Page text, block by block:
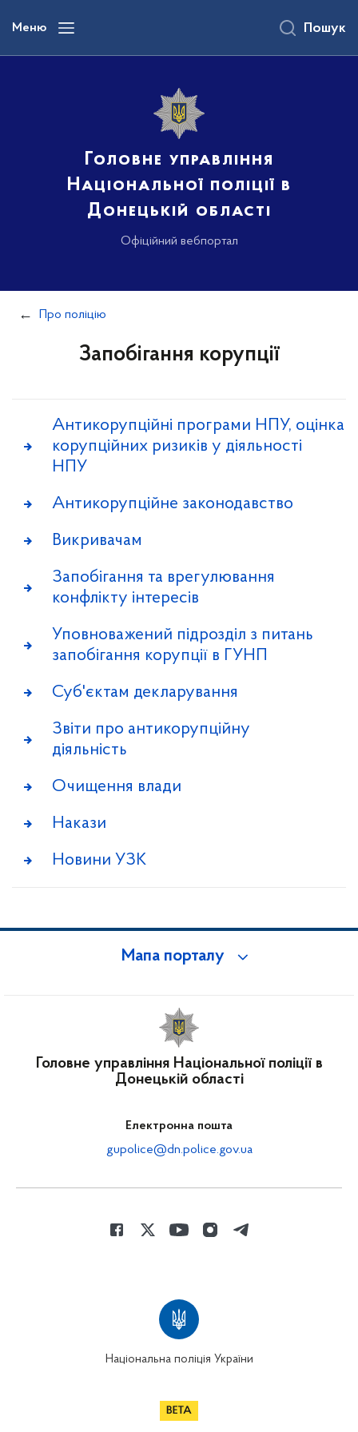
вмісту
Меню
Головне управління
Національної поліції в
Донецькій області
Офіційний вебпортал
Пошук
Про поліцію
Запобігання корупції
Антикорупційні програми НПУ, оцінка
корупційних ризиків у діяльності
НПУ
Антикорупційне законодавство
Викривачам
Запобігання та врегулювання
конфлікту інтересів
Уповноважений підрозділ з питань
запобігання корупції в ГУНП
Суб'єктам декларування
Звіти про антикорупційну
діяльність
Очищення влади
Накази
Новини УЗК
Мапа порталу
Головне управління Національної поліції в
Донецькій області
Електронна пошта
gupolice@dn.police.gov.ua
Національна поліція України